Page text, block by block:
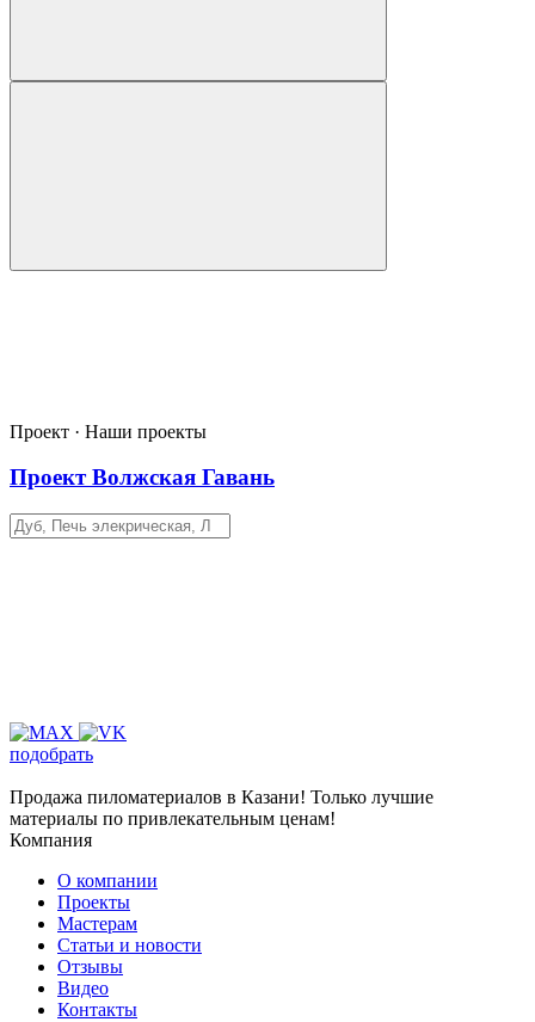
Проект · Наши проекты
Проект Волжская Гавань
подобрать
Продажа пиломатериалов в Казани! Только лучшие
материалы по привлекательным ценам!
Компания
О компании
Проекты
Мастерам
Статьи и новости
Отзывы
Видео
Контакты